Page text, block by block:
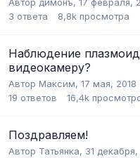
3 ответа 8,8k просмотра
Наблюдение
видеокамеру?
Автор Максим, 17 мая, 2018
19 ответов 16,4k
Поздравляем!
Автор Татьянка, 31 декабря,